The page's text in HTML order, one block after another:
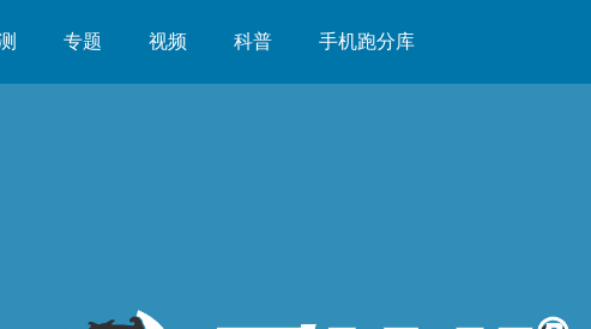
专题 视频 科普 手机跑分库